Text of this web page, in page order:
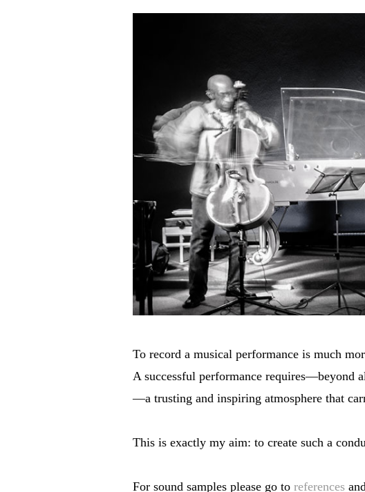
To record a musical performance is much
A successful performance requires—beyond
—a trusting and inspiring atmosphere that
This is exactly my aim: to create such a
For sound samples please go to references